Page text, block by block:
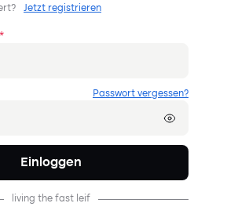
Jetzt registrieren
*
Passwort vergessen?
Einloggen
living the fast leif